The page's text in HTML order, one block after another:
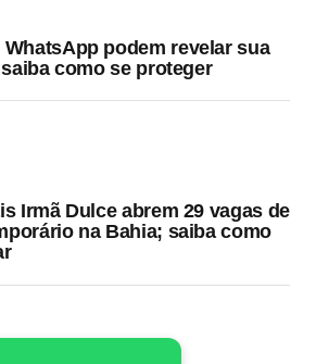
podem revelar sua
como se proteger
Irmã Dulce abrem 29 vagas de
na Bahia; saiba como